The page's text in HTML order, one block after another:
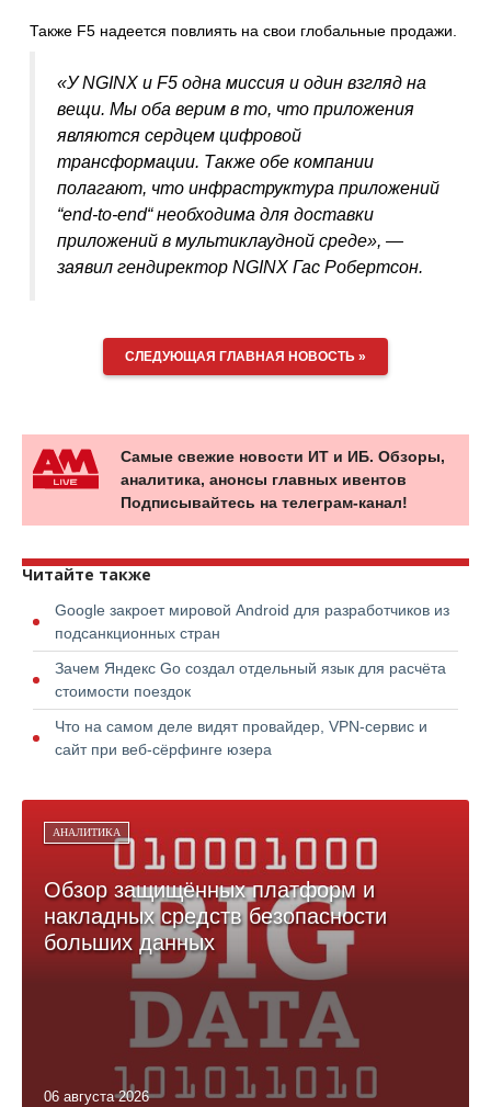
Также F5 надеется повлиять на свои глобальные продажи.
«У NGINX и F5 одна миссия и один взгляд на
вещи. Мы оба верим в то, что приложения
являются сердцем цифровой
трансформации. Также обе компании
полагают, что инфраструктура приложений
“end-to-end“ необходима для доставки
приложений в мультиклаудной среде», —
заявил гендиректор NGINX Гас Робертсон.
СЛЕДУЮЩАЯ ГЛАВНАЯ НОВОСТЬ »
Самые свежие новости ИТ и ИБ. Обзоры,
аналитика, анонсы главных ивентов
Подписывайтесь на телеграм-канал!
Читайте также
Google закроет мировой Android для разработчиков из
подсанкционных стран
Зачем Яндекс Go создал отдельный язык для расчёта
стоимости поездок
Что на самом деле видят провайдер, VPN-сервис и
сайт при веб-сёрфинге юзера
АНАЛИТИКА
Обзор защищённых платформ и
накладных средств безопасности
больших данных
06 августа 2026